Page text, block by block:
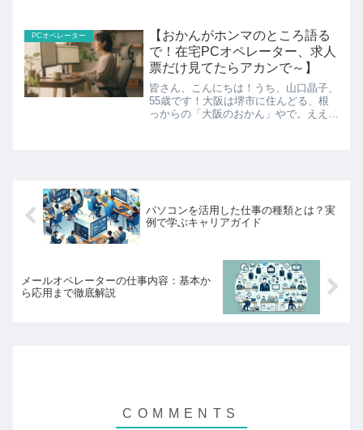
しよう。1. 「プログラマー」「プログ
ラマー」は、システムや...
PCオペレーター
【おかんがホンマのところ語る
で！在宅PCオペレーター、求人
票だけ見てたらアカンで～】
皆さん、こんにちは！うち、山口晶子、
55歳です！大阪は堺市に住んどる、根
っからの「大阪のおかん」やで。ええ
パソコンを活用した仕事の種類とは？実
例で学ぶキャリアガイド
メールオペレーターの仕事内容：基本か
ら応用まで徹底解説